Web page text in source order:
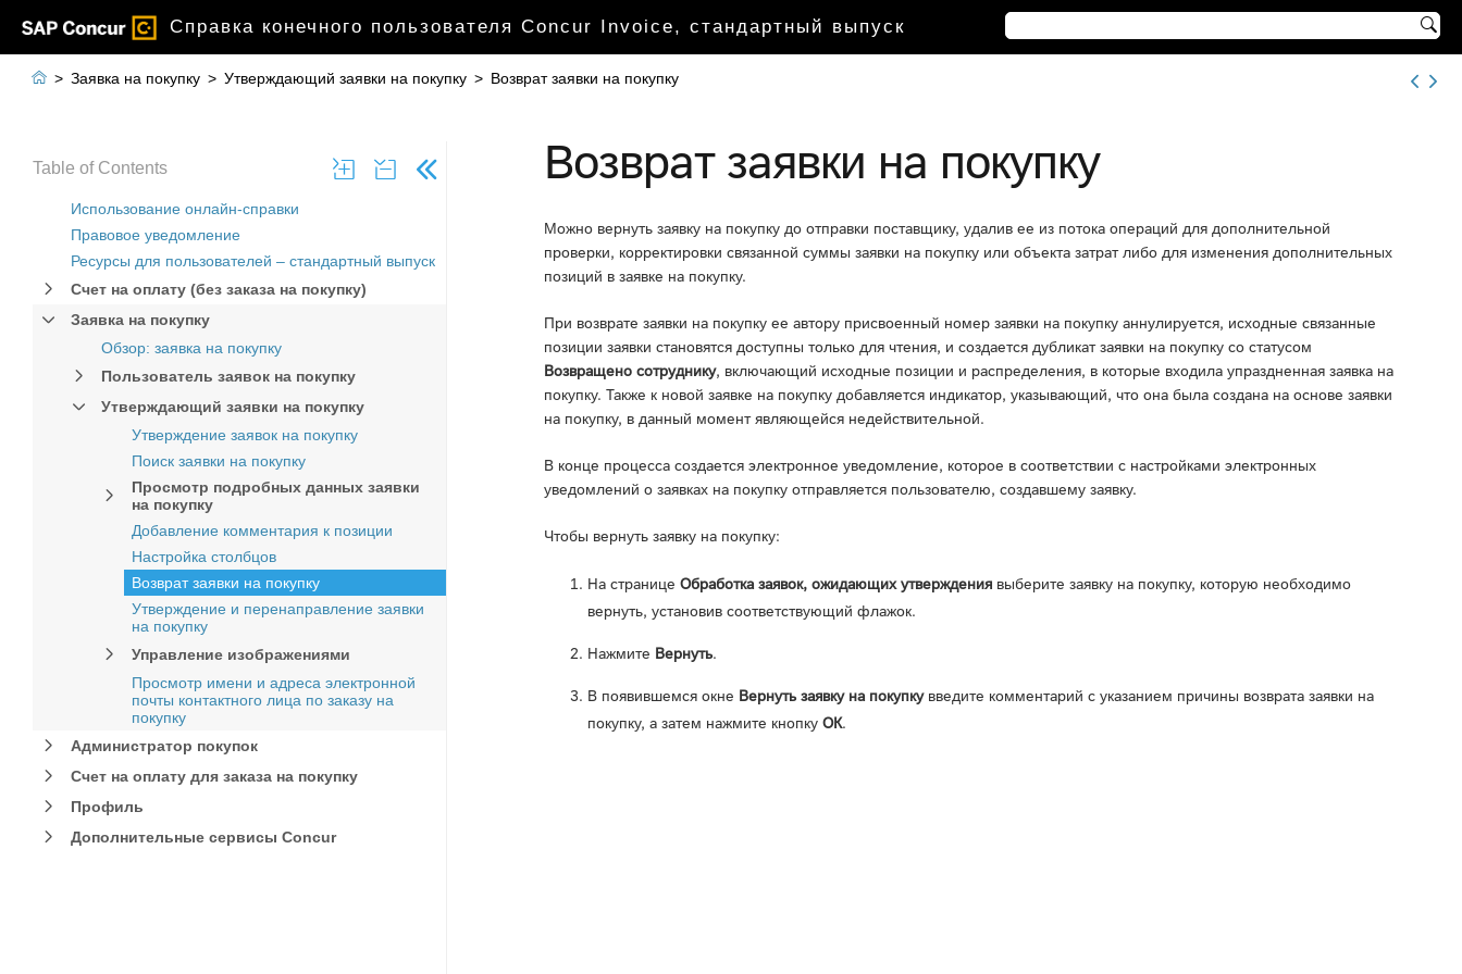
Справка конечного пользователя Concur Invoice, стандартный выпуск 
Table of Contents
Использование онлайн-справки
Правовое уведомление
Ресурсы для пользователей – стандартный выпуск
Счет на оплату (без заказа на покупку)
Заявка на покупку
Обзор: заявка на покупку
Пользователь заявок на покупку
Утверждающий заявки на покупку
Утверждение заявок на покупку
Поиск заявки на покупку
Просмотр подробных данных заявки
на покупку
Добавление комментария к позиции
Настройка столбцов
Возврат заявки на покупку
Утверждение и перенаправление заявки
на покупку
Управление изображениями
Просмотр имени и адреса электронной
почты контактного лица по заказу на
покупку
Администратор покупок
Счет на оплату для заказа на покупку
Профиль
Дополнительные сервисы Concur
 > Заявка на покупку > Утверждающий заявки на покупку > Возврат заявки на покупку
Возврат заявки на покупку
Можно вернуть заявку на покупку до отправки поставщику, удалив ее из потока операций для дополнительной
проверки, корректировки связанной суммы заявки на покупку или объекта затрат либо для изменения дополнительных
позиций в заявке на покупку.
При возврате заявки на покупку ее автору присвоенный номер заявки на покупку аннулируется, исходные связанные
позиции заявки становятся доступны только для чтения, и создается дубликат заявки на покупку со статусом
Возвращено сотруднику, включающий исходные позиции и распределения, в которые входила упраздненная заявка на
покупку. Также к новой заявке на покупку добавляется индикатор, указывающий, что она была создана на основе заявки
на покупку, в данный момент являющейся недействительной.
В конце процесса создается электронное уведомление, которое в соответствии с настройками электронных
уведомлений о заявках на покупку отправляется пользователю, создавшему заявку.
Чтобы вернуть заявку на покупку:
На странице Обработка заявок, ожидающих утверждения выберите заявку на покупку, которую необходимо
вернуть, установив соответствующий флажок.
Нажмите Вернуть.
В появившемся окне Вернуть заявку на покупкувведите комментарий с указанием причины возврата заявки на
покупку, а затем нажмите кнопку ОК.